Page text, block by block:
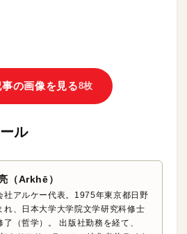
の画像を見る8枚
ル
（Arkhē）
社アルケー代表。1975年東京都日野
れ、日本大学大学院文学研究科修士
了（哲学）。 出版社勤務を経て、